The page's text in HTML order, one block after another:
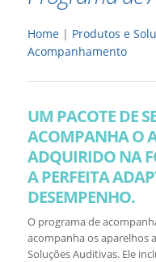
Home| Produtos e
Acompanhamento
UM PACOTE DE
ACOMPANHA O
ADQUIRIDO NA
A PERFEITA
DESEMPENHO.
O programa de
acompanha os aparelhos
Soluções Auditivas. Ele